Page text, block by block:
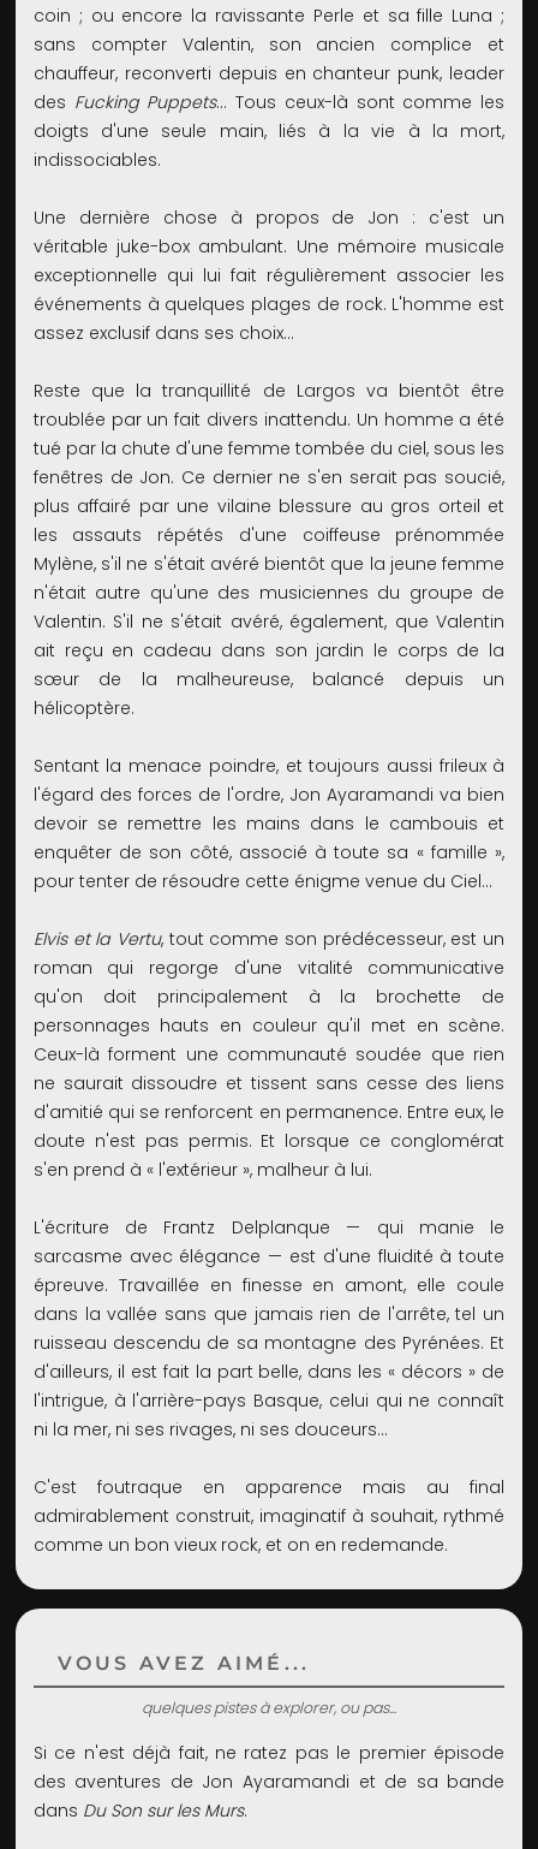
coin ; ou encore la ravissante Perle et sa fille Luna ;
sans compter Valentin, son ancien complice et
chauffeur, reconverti depuis en chanteur punk, leader
des Fucking Puppets… Tous ceux-là sont comme les
doigts d'une seule main, liés à la vie à la mort,
indissociables.
Une dernière chose à propos de Jon : c'est un
véritable juke-box ambulant. Une mémoire musicale
exceptionnelle qui lui fait régulièrement associer les
événements à quelques plages de rock. L'homme est
assez exclusif dans ses choix…
Reste que la tranquillité de Largos va bientôt être
troublée par un fait divers inattendu. Un homme a été
tué par la chute d'une femme tombée du ciel, sous les
fenêtres de Jon. Ce dernier ne s'en serait pas soucié,
plus affairé par une vilaine blessure au gros orteil et
les assauts répétés d'une coiffeuse prénommée
Mylène, s'il ne s'était avéré bientôt que la jeune femme
n'était autre qu'une des musiciennes du groupe de
Valentin. S'il ne s'était avéré, également, que Valentin
ait reçu en cadeau dans son jardin le corps de la
sœur de la malheureuse, balancé depuis un
hélicoptère.
Sentant la menace poindre, et toujours aussi frileux à
l'égard des forces de l'ordre, Jon Ayaramandi va bien
devoir se remettre les mains dans le cambouis et
enquêter de son côté, associé à toute sa « famille »,
pour tenter de résoudre cette énigme venue du Ciel…
Elvis et la Vertu, tout comme son prédécesseur, est un
roman qui regorge d'une vitalité communicative
qu'on doit principalement à la brochette de
personnages hauts en couleur qu'il met en scène.
Ceux-là forment une communauté soudée que rien
ne saurait dissoudre et tissent sans cesse des liens
d'amitié qui se renforcent en permanence. Entre eux, le
doute n'est pas permis. Et lorsque ce conglomérat
s'en prend à « l'extérieur », malheur à lui.
L'écriture de Frantz Delplanque — qui manie le
sarcasme avec élégance — est d'une fluidité à toute
épreuve. Travaillée en finesse en amont, elle coule
dans la vallée sans que jamais rien de l'arrête, tel un
ruisseau descendu de sa montagne des Pyrénées. Et
d'ailleurs, il est fait la part belle, dans les « décors » de
l'intrigue, à l'arrière-pays Basque, celui qui ne connaît
ni la mer, ni ses rivages, ni ses douceurs…
C'est foutraque en apparence mais au final
admirablement construit, imaginatif à souhait, rythmé
comme un bon vieux rock, et on en redemande.
VOUS AVEZ AIMÉ...
quelques pistes à explorer, ou pas...
Si ce n'est déjà fait, ne ratez pas le premier épisode
des aventures de Jon Ayaramandi et de sa bande
dans Du Son sur les Murs.